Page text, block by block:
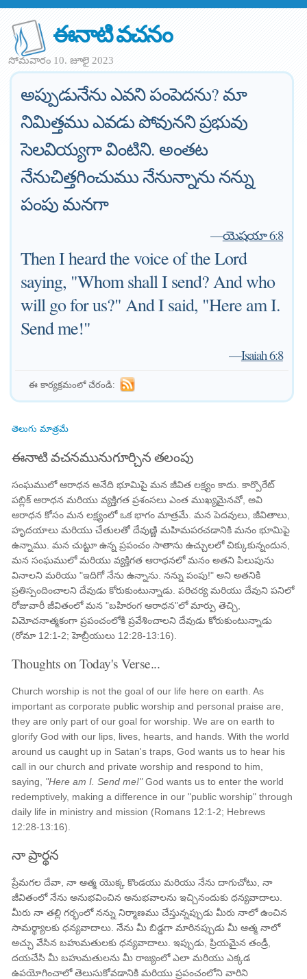
ఈనాటి వచనం
సోమవారం 10. జూలై 2023
అప్పుడునేను ఎవని పంపెదను? మా
నిమిత్తము ఎవడు పోవునని ప్రభువు
సెలవియ్యగా వింటిని. అంతట
నేనుచిత్తగించుము నేనున్నాను నన్ను
పంపు మనగా
—యెషయా 6:8
Then I heard the voice of the Lord
saying, "Whom shall I send? And who
will go for us?" And I said, "Here am I.
Send me!"
—Isaiah 6:8
ఈ కార్యక్రమంలో చేరండి:
తెలుగు మాత్రమే
ఈనాటి వచనమునుగూర్చిన తలంపు
సంఘములో ఆరాధన అనేది భూమిపై మన జీవిత లక్ష్యం కాదు. కార్పొరేట్
పబ్లిక్ ఆరాధన మరియు వ్యక్తిగత ప్రశంసలు ఎంత ముఖ్యమైనవో, అవి
ఆరాధన కోసం మన లక్ష్యంలో ఒక భాగం మాత్రమే. మన పెదవులు, జీవితాలు,
హృదయాలు మరియు చేతులతో దేవుణ్ణి మహిమపరచడానికి మనం భూమిపై
ఉన్నాము. మన చుట్టూ ఉన్న ప్రపంచం సాతాను ఉచ్చులలో చిక్కుకున్నందున,
మన సంఘములో మరియు వ్యక్తిగత ఆరాధనలో మనం అతని పిలుపును
వినాలని మరియు "ఇదిగో నేను ఉన్నాను. నన్ను పంపు!" అని అతనికి
ప్రతిస్పందించాలని దేవుడు కోరుకుంటున్నాడు. పరిచర్య మరియు దేవుని పనిలో
రోజువారీ జీవితంలో మన "బహిరంగ ఆరాధన"లో మార్పు తెచ్చి,
విమోచనాత్మకంగా ప్రపంచంలోకి ప్రవేశించాలని దేవుడు కోరుకుంటున్నాడు
(రోమా ​​12:1-2; హెబ్రీయులు 12:28-13:16).
Thoughts on Today's Verse...
Church worship is not the goal of our life here on earth. As
important as corporate public worship and personal praise are,
they are only part of our goal for worship. We are on earth to
glorify God with our lips, lives, hearts, and hands. With the world
around us caught up in Satan's traps, God wants us to hear his
call in our church and private worship and respond to him,
saying, "Here am I. Send me!"God wants us to enter the world
redemptively, making a difference in our "public worship" through
daily life in ministry and mission (Romans 12:1-2; Hebrews
12:28-13:16).
నా ప్రార్థన
ప్రేమగల దేవా, నా ఆత్మ యొక్క కొండయు మరియు నేను దాగుచోటు, నా
జీవితంలో నేను అనుభవించిన అనుభవాలను ఇచ్చినందుకు ధన్యవాదాలు.
మీరు నా తల్లి గర్భంలో నన్ను నిర్మాణము చేస్తున్నప్పుడు మీరు నాలో ఉంచిన
సామర్థ్యాలకు ధన్యవాదాలు. నేను మీ బిడ్డగా మారినప్పుడు మీ ఆత్మ నాలో
అచ్చు వేసిన బహుమతులకు ధన్యవాదాలు. ఇప్పుడు, ప్రియమైన తండ్రీ,
దయచేసి మీ బహుమతులను మీ రాజ్యంలో ఎలా మరియు ఎక్కడ
ఉపయోగించాలో తెలుసుకోవడానికి మరియు ప్రపంచంలోని వారిని